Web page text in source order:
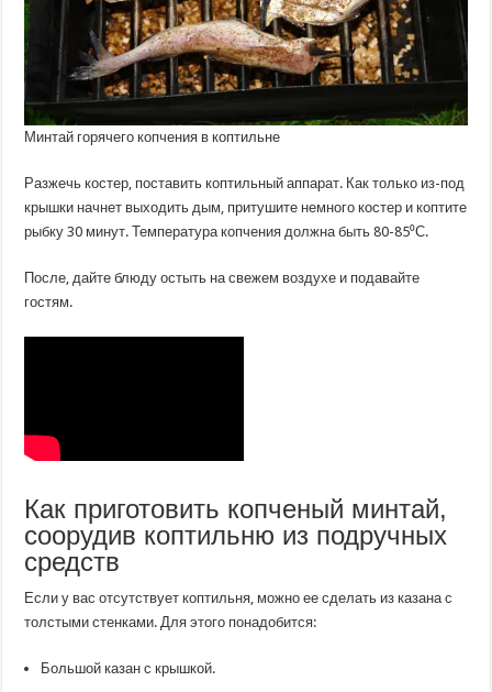
Минтай горячего копчения в коптильне
Разжечь костер, поставить коптильный аппарат. Как только из-под
крышки начнет выходить дым, притушите немного костер и коптите
рыбку 30 минут. Температура копчения должна быть 80-85⁰С.
После, дайте блюду остыть на свежем воздухе и подавайте
гостям.
Как приготовить копченый минтай,
соорудив коптильню из подручных
средств
Если у вас отсутствует коптильня, можно ее сделать из казана с
толстыми стенками. Для этого понадобится:
Большой казан с крышкой.